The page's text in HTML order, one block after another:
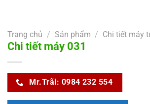
Trang chủ / Sản phẩm / Chi tiết máy
Chi tiết máy 031
Mr.Trãi: 0984 232 554